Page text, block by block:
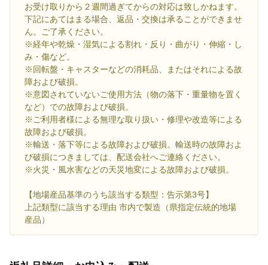
お受け取りから２週間過ぎてからの対応は致しかねます。
下記にあてはまる場合、返品・交換は承ることができませ
ん。ご了承ください。
※経年や乾燥・湿気による割れ・反り・曲がり・伸縮・し
み・傷など。
※回転盤・キャスターなどの消耗品、またはそれによる故
障および破損。
※意図されていないご使用方法（物の落下・重量物を置く
など）での故障および破損。
※ご利用者様による無理な取り扱い・修理や改造等による
故障および破損。
※輸送・落下等による故障および破損。輸送時の故障およ
び破損につきましては、配送会社へご連絡ください。
※火災・風水害などの天災地変による故障および破損。
【地場産品基準のうち該当する類型：告示第3号】
上記類型に該当する理由 市内で製造（県指定伝統的地場
産品）